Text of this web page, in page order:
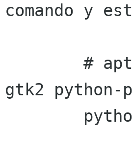
comando y
gtk2 python-